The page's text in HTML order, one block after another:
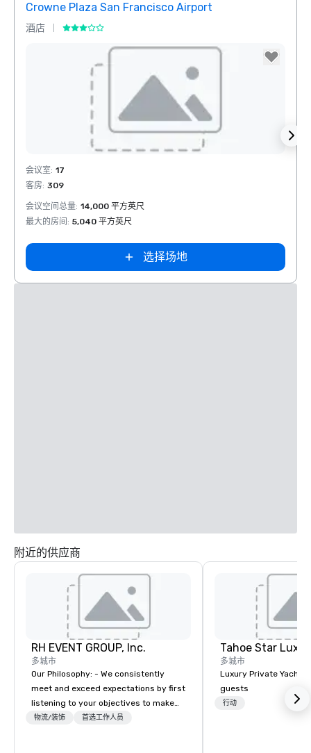
Crowne Plaza San Francisco Airport
酒店
Removed from favorites
会议室: 17
客房: 309
会议空间总量: 14,000 平方英尺
最大的房间 : 5,040 平方英尺
选择场地
附近的供应商
RH EVENT GROUP, Inc.
多城市
Our Philosophy: - We consistently
meet and exceed expectations by first
listening to your objectives to make
sure you gain the return on the
物流/装饰 首选工作人员
Tahoe Star
多城市
Luxury Private Yacht
guests
行动